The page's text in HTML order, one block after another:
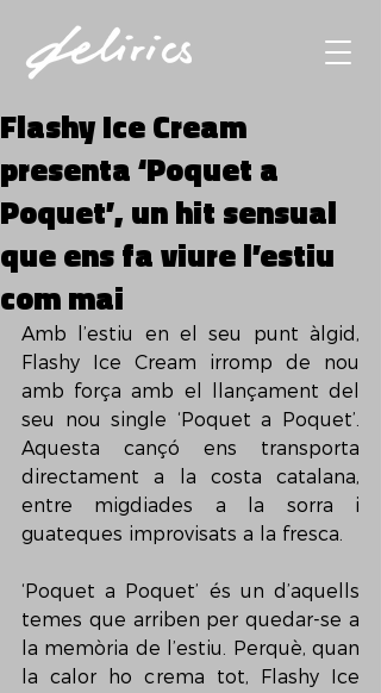
Flashy Ice Cream
presenta ‘Poquet a
Poquet’, un hit sensual
que ens fa viure l’estiu
com mai
Amb l’estiu en el seu punt àlgid,
Flashy Ice Cream irromp de nou
amb força amb el llançament del
seu nou single ‘Poquet a Poquet’.
Aquesta cançó ens transporta
directament a la costa catalana,
entre migdiades a la sorra i
guateques improvisats a la fresca.
‘Poquet a Poquet’ és un d’aquells
temes que arriben per quedar-se a
la memòria de l’estiu. Perquè, quan
la calor ho crema tot, Flashy Ice